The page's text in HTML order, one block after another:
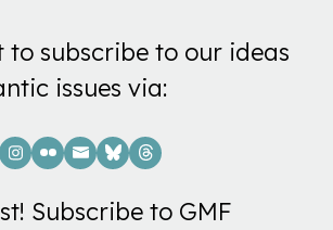
to subscribe to our ideas
issues via:
Subscribe to GMF